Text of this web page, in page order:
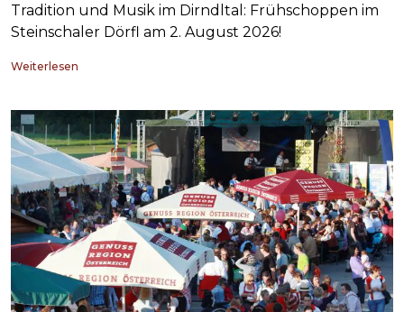
Tradition und Musik im Dirndltal: Frühschoppen im
Steinschaler Dörfl am 2. August 2026!
Weiterlesen